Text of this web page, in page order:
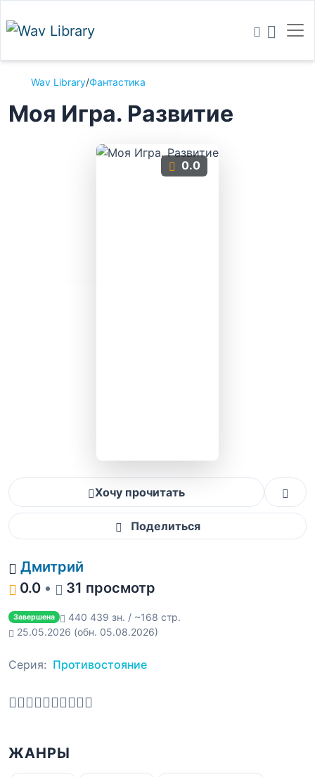
Wav Library/Фантастика
Моя Игра. Развитие
0.0
Хочу прочитать
Поделиться
Дмитрий
0.0 • 31 просмотр
Завершена
440 439 зн. / ~168 стр.
25.05.2026 (обн. 05.08.2026)
Серия: Противостояние
ЖАНРЫ